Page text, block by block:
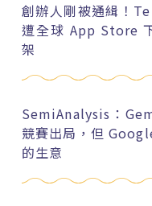
創辦人剛被通緝！
遭全球 App Store
架
SemiAnalysis：
競賽出局，但
的生意